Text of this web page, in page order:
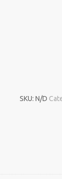
SKU:N/D